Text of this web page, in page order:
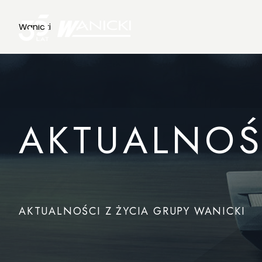
Wanicki
AKTUALNOŚCI Z ŻYCIA GRUPY WANICKI